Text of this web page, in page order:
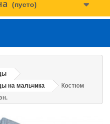
(пусто)
на мальчика
Костюм